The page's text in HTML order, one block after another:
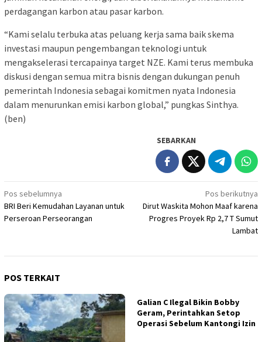
perdagangan karbon atau pasar karbon.
“Kami selalu terbuka atas peluang kerja sama baik skema
investasi maupun pengembangan teknologi untuk
mengakselerasi tercapainya target NZE. Kami terus membuka
diskusi dengan semua mitra bisnis dengan dukungan penuh
pemerintah Indonesia sebagai komitmen nyata Indonesia
dalam menurunkan emisi karbon global,” pungkas Sinthya.
(ben)
SEBARKAN
Navigasi
pos
Pos sebelumnya
BRI Beri Kemudahan Layanan untuk
Perseroan Perseorangan
Pos berikutnya
Dirut Waskita Mohon Maaf karena
Progres Proyek Rp 2,7 T Sumut
Lambat
POS TERKAIT
Galian C Ilegal Bikin Bobby
Geram, Perintahkan Setop
Operasi Sebelum Kantongi Izin